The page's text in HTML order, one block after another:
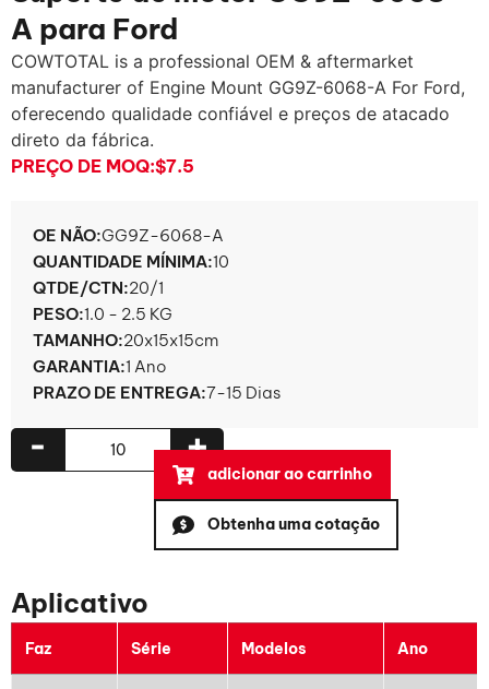
A para Ford
COWTOTAL is a professional OEM & aftermarket
manufacturer of Engine Mount GG9Z-6068-A For Ford,
oferecendo qualidade confiável e preços de atacado
direto da fábrica.
PREÇO DE MOQ:$7.5
OE NÃO:GG9Z-6068-A
QUANTIDADE MÍNIMA:10
QTDE/CTN:20/1
PESO:1.0 - 2.5 KG
TAMANHO:20x15x15cm
GARANTIA:1 Ano
PRAZO DE ENTREGA:7-15 Dias
+
-
adicionar ao carrinho
Obtenha uma cotação
Aplicativo
Faz Série Modelos Ano